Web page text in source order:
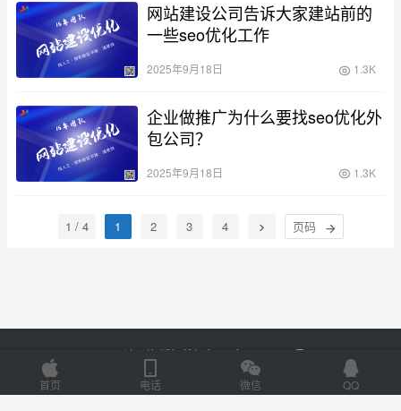
网站建设公司告诉大家建站前的
一些seo优化工作
2025年9月18日 1.3K
企业做推广为什么要找seo优化外
包公司？
2025年9月18日 1.3K
1 / 4 1 2 3 4
Copyright © 2025 易速网络 版权所有 鲁ICP备18058483号-3
首页
电话 微信 QQ